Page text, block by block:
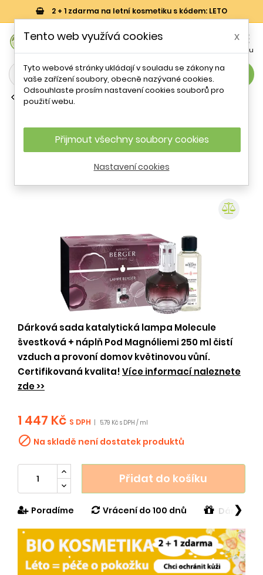
2 + 1 zdarma na letní kosmetiku s kódem: LETO

Menu
search
Vůně do bytu
Molecule švestková + náplň Pod
Magnóliemi Maison Berger Paris - 250
ml
Dárková sada katalytická lampa Molecule
švestková + náplň Pod Magnóliemi 250 ml čistí
vzduch a provoní domov květinovou vůní.
Certifikovaná kvalita!Více informací naleznete
zde >>
1 447 Kč S DPH 5.79 Kč s DPH / ml
 Na skladě není dostatek produktů
Přidat do košíku
Poradíme Vrácení do 100 dnů Dárek v
❯
Tento web využívá cookies x
Tyto webové stránky ukládají v souladu se zákony na
vaše zařízení soubory, obecně nazývané cookies.
Odsouhlaste prosím nastavení cookies souborů pro
použití webu.
Přijmout všechny soubory cookies
Nastavení cookies